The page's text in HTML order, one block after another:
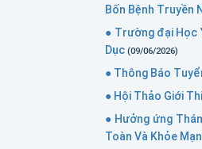
Bốn Bệnh Truyền
● Trường đại Học
Dục (09/06/2026)
● Thông Báo
● Hội Thảo Giới
● Hưởng ứng
Toàn Và Khỏe